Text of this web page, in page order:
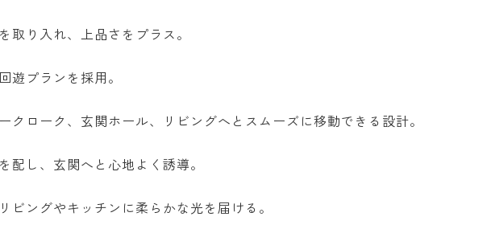
取り入れ、上品さをプラス。
遊プランを採用。
クローク、玄関ホール、リビングへとスムーズに移動できる設計。
配し、玄関へと心地よく誘導。
ビングやキッチンに柔らかな光を届ける。